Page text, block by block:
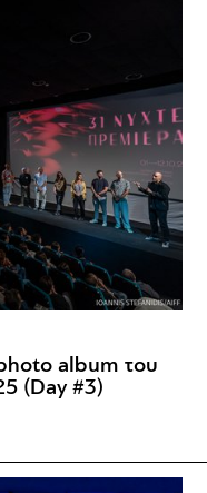
album του
(Day #3)